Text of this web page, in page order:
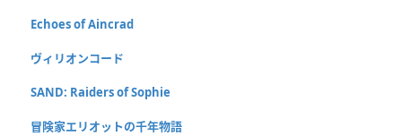
Echoes of Aincrad
ヴィリオンコード
SAND: Raiders of Sophie
冒険家エリオットの千年物語